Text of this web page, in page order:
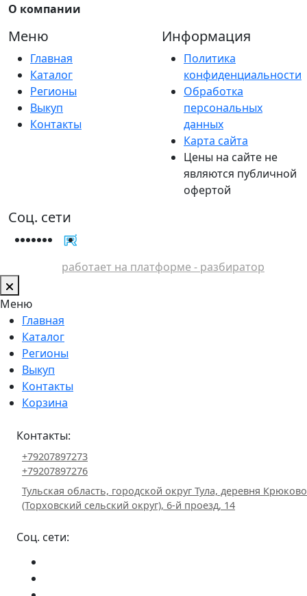
О компании
Меню
Главная
Каталог
Регионы
Выкуп
Контакты
Информация
Политика
конфиденциальности
Обработка
персональных
данных
Карта сайта
Цены на сайте не
являются публичной
офертой
Соц. сети
работает на платформе - разбиратор
Меню
Главная
Каталог
Регионы
Выкуп
Контакты
Корзина
Контакты:
+79207897273
+79207897276
Тульская область, городской округ Тула, деревня Крюково
(Торховский сельский округ), 6-й проезд, 14
Соц. сети: